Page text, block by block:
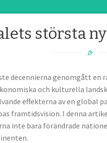
största
decennierna genomgått en
och kulturella
effekterna av en global
framtidsvision. I denna
inte bara förändrade